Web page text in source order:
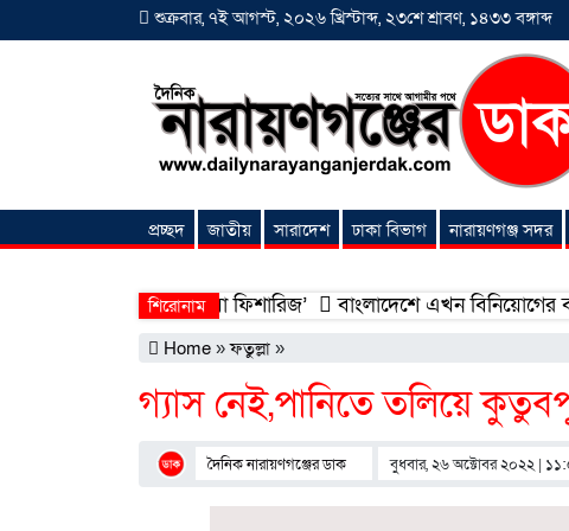
শুক্রবার, ৭ই আগস্ট, ২০২৬ খ্রিস্টাব্দ, ২৩শে শ্রাবণ, ১৪৩৩ বঙ্গাব্দ
প্রচ্ছদ জাতীয় সারাদেশ ঢাকা বিভাগ নারায়ণগঞ্জ সদর
শিরোনাম
‘শিফা মোহাম্মদিয়া ফিশারিজ’ বাংলাদেশে এখন বিনিয়োগের বড়
Home »ফতুল্লা »
গ্যাস নেই,পানিতে তলিয়ে
দৈনিক নারায়ণগঞ্জের ডাক বুধবার, ২৬ অক্টোবর ২০২২ |